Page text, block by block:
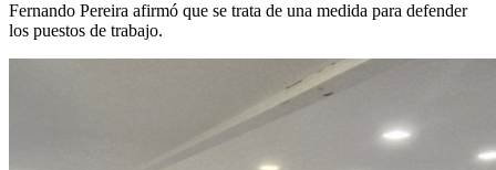
Fernando Pereira afirmó que se trata de una medida para defender
los puestos de trabajo.